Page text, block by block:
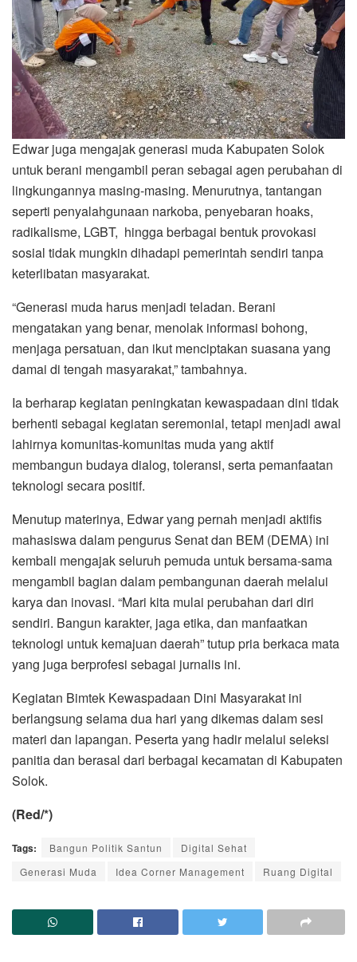
Edwar juga mengajak generasi muda Kabupaten Solok
untuk berani mengambil peran sebagai agen perubahan di
lingkungannya masing-masing. Menurutnya, tantangan
seperti penyalahgunaan narkoba, penyebaran hoaks,
radikalisme, LGBT, hingga berbagai bentuk provokasi
sosial tidak mungkin dihadapi pemerintah sendiri tanpa
keterlibatan masyarakat.
“Generasi muda harus menjadi teladan. Berani
mengatakan yang benar, menolak informasi bohong,
menjaga persatuan, dan ikut menciptakan suasana yang
damai di tengah masyarakat,” tambahnya.
Ia berharap kegiatan peningkatan kewaspadaan dini tidak
berhenti sebagai kegiatan seremonial, tetapi menjadi awal
lahirnya komunitas-komunitas muda yang aktif
membangun budaya dialog, toleransi, serta pemanfaatan
teknologi secara positif.
Menutup materinya, Edwar yang pernah menjadi aktifis
mahasiswa dalam pengurus Senat dan BEM (DEMA) ini
kembali mengajak seluruh pemuda untuk bersama-sama
mengambil bagian dalam pembangunan daerah melalui
karya dan inovasi. “Mari kita mulai perubahan dari diri
sendiri. Bangun karakter, jaga etika, dan manfaatkan
teknologi untuk kemajuan daerah” tutup pria berkaca mata
yang juga berprofesi sebagai jurnalis ini.
Kegiatan Bimtek Kewaspadaan Dini Masyarakat ini
berlangsung selama dua hari yang dikemas dalam sesi
materi dan lapangan. Peserta yang hadir melalui seleksi
panitia dan berasal dari berbagai kecamatan di Kabupaten
Solok.
(Red/*)
Tags: Bangun Politik Santun
Digital Sehat
Generasi Muda
Idea Corner Management Ruang Digital